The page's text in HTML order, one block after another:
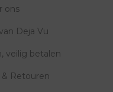
ons
Deja Vu
veilig betalen
Retouren